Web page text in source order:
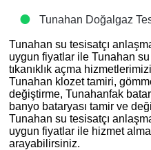
Tunahan Doğalgaz
Tunahan su tesisatçı
uygun fiyatlar ile Tunahan
tıkanıklık açma
Tunahan klozet tamiri,
değiştirme, Tunahanfak
banyo bataryası tamir ve
Tunahan su tesisatçı
uygun fiyatlar ile hizmet
arayabilirsiniz.